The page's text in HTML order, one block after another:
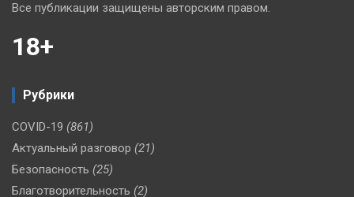
Все публикации защищены авторским правом.
18+
Рубрики
COVID-19 (861)
Актуальный разговор (21)
Безопасность (25)
Благотворительность (2)